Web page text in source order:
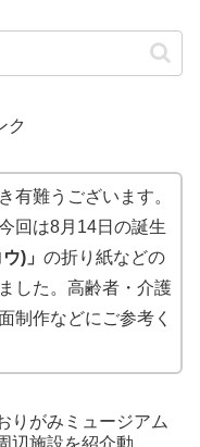
ク
有難うございます。
回は8月14日の誕生
)」 の折り紙などの
した。高齢者・介護
制作などにご参考く
りがみミュージアム